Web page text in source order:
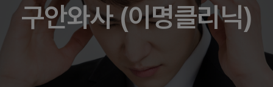
구안와사 (이명클리닉)